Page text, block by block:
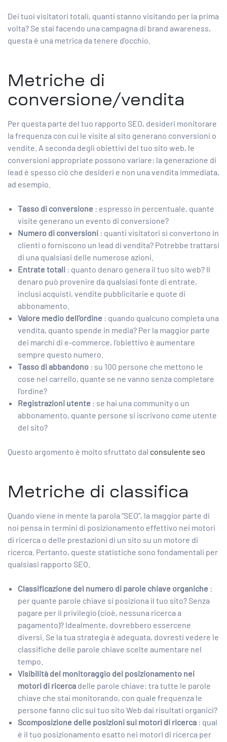
Dei tuoi visitatori totali, quanti stanno visitando per la prima
volta? Se stai facendo una campagna di brand awareness,
questa è una metrica da tenere d’occhio.
Metriche di
conversione/vendita
Per questa parte del tuo rapporto SEO, desideri monitorare
la frequenza con cui le visite al sito generano conversioni o
vendite. A seconda degli obiettivi del tuo sito web, le
conversioni appropriate possono variare: la generazione di
lead è spesso ciò che desideri e non una vendita immediata,
ad esempio.
Tasso di conversione : espresso in percentuale, quante
visite generano un evento di conversione?
Numero di conversioni : quanti visitatori si convertono in
clienti o forniscono un lead di vendita? Potrebbe trattarsi
di una qualsiasi delle numerose azioni.
Entrate totali : quanto denaro genera il tuo sito web? Il
denaro può provenire da qualsiasi fonte di entrate,
inclusi acquisti, vendite pubblicitarie e quote di
abbonamento.
Valore medio dell’ordine : quando qualcuno completa una
vendita, quanto spende in media? Per la maggior parte
dei marchi di e-commerce, l’obiettivo è aumentare
sempre questo numero.
Tasso di abbandono : su 100 persone che mettono le
cose nel carrello, quante se ne vanno senza completare
l’ordine?
Registrazioni utente : se hai una community o un
abbonamento, quante persone si iscrivono come utente
del sito?
Questo argomento è molto sfruttato dal consulente seo
Metriche di classifica
Quando viene in mente la parola “SEO”, la maggior parte di
noi pensa in termini di posizionamento effettivo nei motori
di ricerca o delle prestazioni di un sito su un motore di
ricerca. Pertanto, queste statistiche sono fondamentali per
qualsiasi rapporto SEO.
Classificazione del numero di parole chiave organiche :
per quante parole chiave si posiziona il tuo sito? Senza
pagare per il privilegio (cioè, nessuna ricerca a
pagamento)? Idealmente, dovrebbero essercene
diversi. Se la tua strategia è adeguata, dovresti vedere le
classifiche delle parole chiave scelte aumentare nel
tempo.
Visibilità del monitoraggio del posizionamento nei
motori di ricerca delle parole chiave: tra tutte le parole
chiave che stai monitorando, con quale frequenza le
persone fanno clic sul tuo sito Web dai risultati organici?
Scomposizione delle posizioni sui motori di ricerca : qual
è il tuo posizionamento esatto nei motori di ricerca per